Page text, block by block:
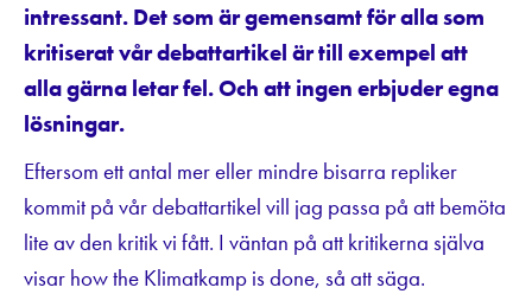
intressant. Det som är gemensamt för alla som
kritiserat vår debattartikel är till exempel att
alla gärna letar fel. Och att ingen erbjuder egna
lösningar.
Eftersom ett antal mer eller mindre bisarra repliker
kommit på vår debattartikel vill jag passa på att bemöta
lite av den kritik vi fått. I väntan på att kritikerna själva
visar how the Klimatkamp is done, så att säga.